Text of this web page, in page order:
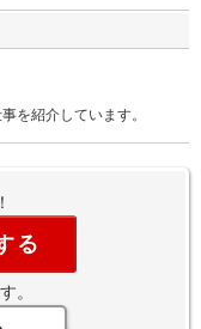
を紹介しています。
る
。